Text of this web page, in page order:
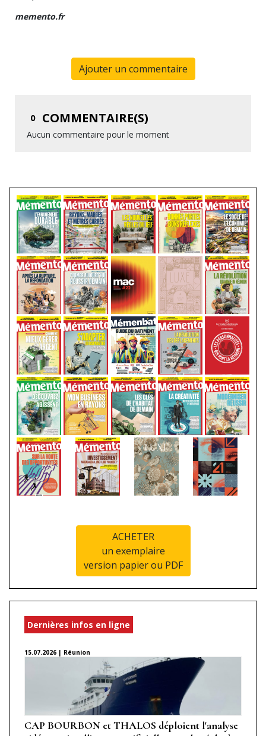
memento.fr
Ajouter un commentaire
0 COMMENTAIRE(S)
Aucun commentaire pour le moment
ACHETER
un exemplaire
version papier ou PDF
Dernières infos en ligne
15.07.2026 | Réunion
CAP BOURBON et THALOS déploient l'analyse